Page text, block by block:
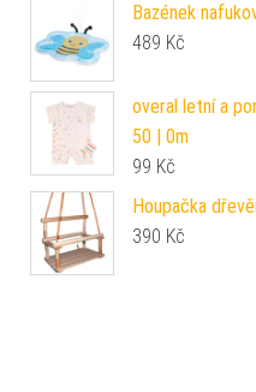
Bazének
489 Kč
overal letní a
50 | 0m
99 Kč
Houpačka
390 Kč